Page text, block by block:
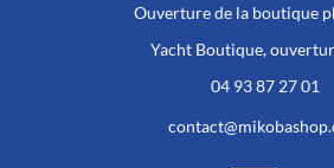
Ouverture de la boutique
Yacht Boutique,
04 93 87 27 01